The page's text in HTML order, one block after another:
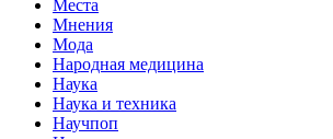
Места
Мнения
Мода
Народная медицина
Наука
Наука и техника
Научпоп